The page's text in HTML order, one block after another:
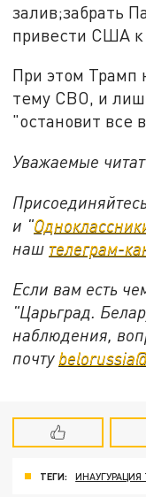
залив;забрать
привести США к
При этом Трамп
тему СВО, и
"остановит все
Уважаемые
и "
наш телеграм-
Если вам есть
"Царьград.
наблюдения,
почту
ТЕГИ: ИНАУГУРАЦИЯ